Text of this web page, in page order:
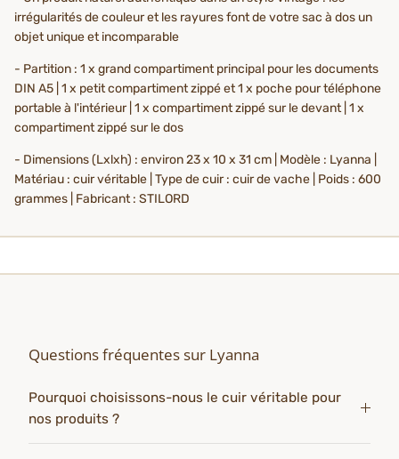
irrégularités de couleur et les rayures font de votre sac à dos un
objet unique et incomparable
- Partition : 1 x grand compartiment principal pour les documents
DIN A5 | 1 x petit compartiment zippé et 1 x poche pour téléphone
portable à l'intérieur | 1 x compartiment zippé sur le devant | 1 x
compartiment zippé sur le dos
- Dimensions (Lxlxh) : environ 23 x 10 x 31 cm | Modèle : Lyanna |
Matériau : cuir véritable | Type de cuir : cuir de vache | Poids : 600
grammes | Fabricant : STILORD
Questions fréquentes sur Lyanna
Pourquoi choisissons-nous le cuir véritable pour
nos produits ?